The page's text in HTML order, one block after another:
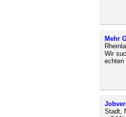
Mehr
Wir
echten
Stadt,